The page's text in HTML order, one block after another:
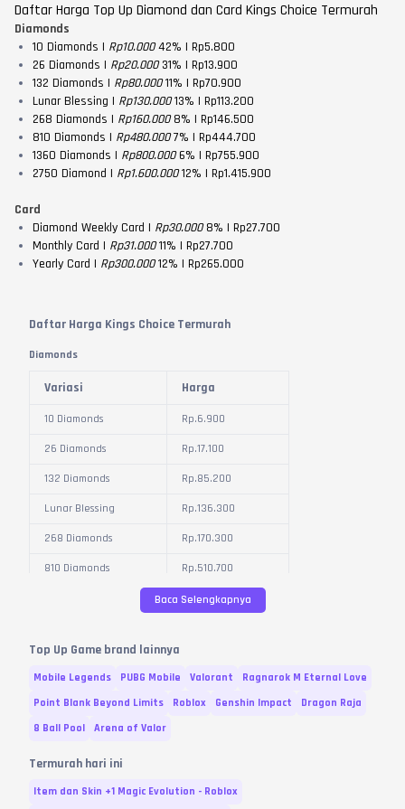
Daftar Harga Top Up Diamond dan Card Kings Choice Termurah
Diamonds
10 Diamonds | Rp10.00042% | Rp5.800
26 Diamonds | Rp20.00031% | Rp13.900
132 Diamonds | Rp80.00011% | Rp70.900
Lunar Blessing | Rp130.00013% | Rp113.200
268 Diamonds | Rp160.0008% | Rp146.500
810 Diamonds | Rp480.0007% | Rp444.700
1360 Diamonds | Rp800.0006% | Rp755.900
2750 Diamond | Rp1.600.00012% | Rp1.415.900
Card
Diamond Weekly Card | Rp30.0008% | Rp27.700
Monthly Card | Rp31.00011% | Rp27.700
Yearly Card | Rp300.00012% | Rp265.000
Daftar Harga Kings Choice Termurah
Diamonds
Variasi Harga
10 Diamonds Rp.6.900
26 Diamonds Rp.17.100
132 Diamonds Rp.85.200
Lunar Blessing Rp.136.300
268 Diamonds Rp.170.300
810 Diamonds Rp.510.700
Rp.851.200
Variasi Harga
Weekly Card
Diamond Weekly Card
Monthly Card Rp.34.100
Baca Selengkapnya
Top Up Game brand lainnya
Mobile Legends PUBG Mobile Valorant
Ragnarok M Eternal Love
Point Blank Beyond Limits
Roblox Genshin Impact
Dragon Raja
8 Ball Pool
Arena of Valor
Termurah hari ini
Item dan Skin +1 Magic Evolution - Roblox